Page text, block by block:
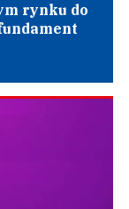
rynku do